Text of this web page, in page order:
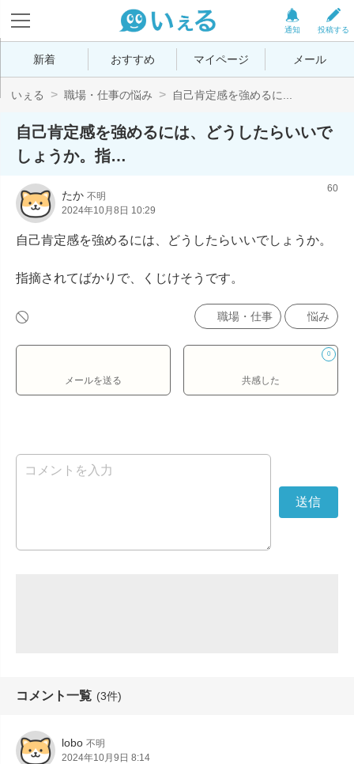
投稿する
通知
新着 おすすめ マイページ メール
いぇる 職場・仕事の悩み 自己肯定感を強めるに...
自己肯定感を強めるには、どうしたらいいで
しょうか。指…
たか 不明
2024年10月8日 10:29
60
自己肯定感を強めるには、どうしたらいいでしょうか。
指摘されてばかりで、くじけそうです。
職場・仕事 悩み
メールを送る
0
共感した
コメント一覧 (3件)
lobo 不明
2024年10月9日 8:14